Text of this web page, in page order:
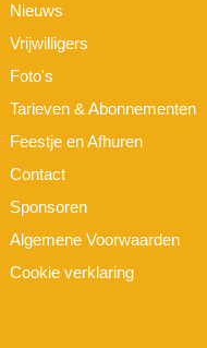
Nieuws
Vrijwilligers
Foto's
Tarieven & Abonnementen
Feestje en Afhuren
Contact
Sponsoren
Algemene Voorwaarden
Cookie verklaring